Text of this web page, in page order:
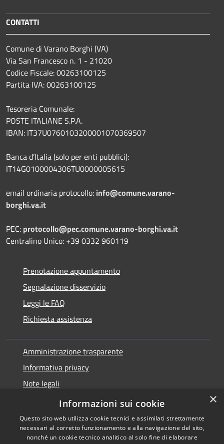
CONTATTI
Comune di Varano Borghi (VA)
Via San Francesco n. 1 - 21020
Codice Fiscale: 00263100125
Partita IVA: 00263100125
Tesoreria Comunale:
POSTE ITALIANE S.P.A.
IBAN: IT37U0760103200001070369507
Banca d’Italia (solo per enti pubblici):
IT14G0100004306TU0000005615
email ordinaria protocollo: info@comune.varano-
borghi.va.it
PEC: protocollo@pec.comune.varano-borghi.va.it
Centralino Unico: +39 0332 960119
Prenotazione appuntamento
Segnalazione disservizio
Leggi le FAQ
Richiesta assistenza
Amministrazione trasparente
Informativa privacy
Note legali
Dichiarazione di accessibilità
×
Informazioni sui cookie
Questo sito web utilizza cookie tecnici e assimilati strettamente
necessari al corretto funzionamento e alla navigazione del sito,
nonché un cookie tecnico analitico al solo fine di elaborare